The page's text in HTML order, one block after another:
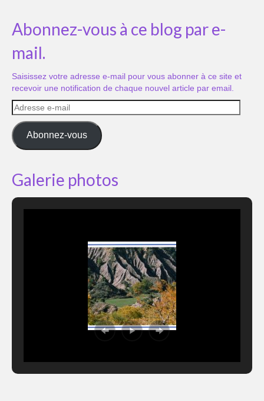
Abonnez-vous à ce blog par e-
mail.
Saisissez votre adresse e-mail pour vous abonner à ce site et
recevoir une notification de chaque nouvel article par email.
Adresse
e-
mail
Abonnez-vous
Galerie photos